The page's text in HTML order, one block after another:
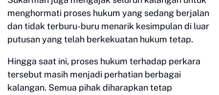
menghormati proses hukum yang sedang berjalan
dan tidak terburu-buru menarik kesimpulan di luar
putusan yang telah berkekuatan hukum tetap.
Hingga saat ini, proses hukum terhadap perkara
tersebut masih menjadi perhatian berbagai
kalangan. Semua pihak diharapkan tetap